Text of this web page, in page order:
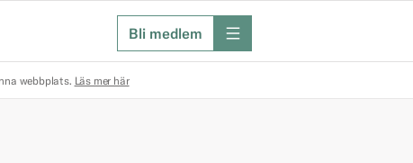
Bli medlem meny
webbplats. Läs mer här